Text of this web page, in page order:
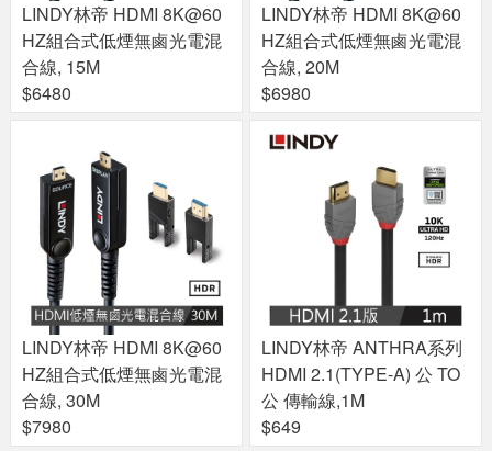
LINDY林帝 HDMI 8K@60
HZ組合式低煙無鹵光電混
合線, 15M
$6480
LINDY林帝 HDMI 8K@60
HZ組合式低煙無鹵光電混
合線, 20M
$6980
LINDY林帝 HDMI 8K@60
HZ組合式低煙無鹵光電混
合線, 30M
$7980
LINDY林帝 ANTHRA系列
HDMI 2.1(TYPE-A) 公 TO
公 傳輸線,1M
$649